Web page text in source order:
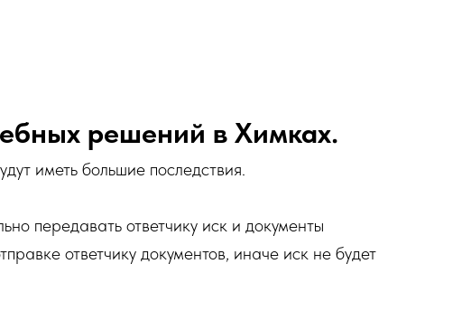
решений в Химках.
иметь большие последствия.
передавать ответчику иск и документы
ответчику документов, иначе иск не будет